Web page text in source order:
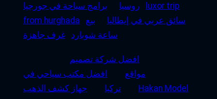
روسيا
برامج سياحة في جورجيا
luxor trip
from hurghada
سائق عربي في إيطاليا
بيع
ساعة شوبارد
غرف جاهزة
افضل شركة تصميم
مواقع
افضل مكتب سياحي في
تركيا
جهاز كشف الذهب
Hakan Model